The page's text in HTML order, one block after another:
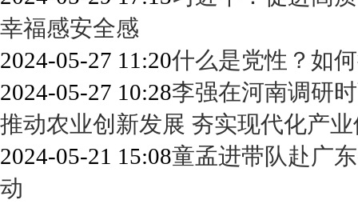
幸福感安全感
2024-05-27 11:20什么是党性？如
2024-05-27 10:28李强在河南调研
推动农业创新发展 夯实现代化产
2024-05-21 15:08童孟进带队赴广
动